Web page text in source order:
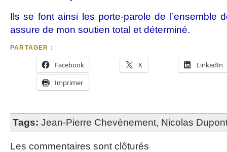
Ils se font ainsi les porte-parole de l’ensemble
assure de mon soutien total et déterminé.
PARTAGER :
Facebook X
LinkedIn
Imprimer
Tags: Jean-Pierre Chevènement, Nicolas
Les commentaires sont clôturés